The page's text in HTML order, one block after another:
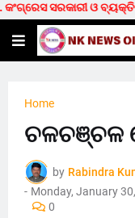
ସରକାରୀ ଓ
Home
ଚଳଚଞ୍ଚଳ
by Rabindra
- Monday, January
0